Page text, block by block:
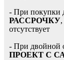
- При покупки
РАССРОЧКУ
отсутствует
- При двойной
ПРОЕКТ С